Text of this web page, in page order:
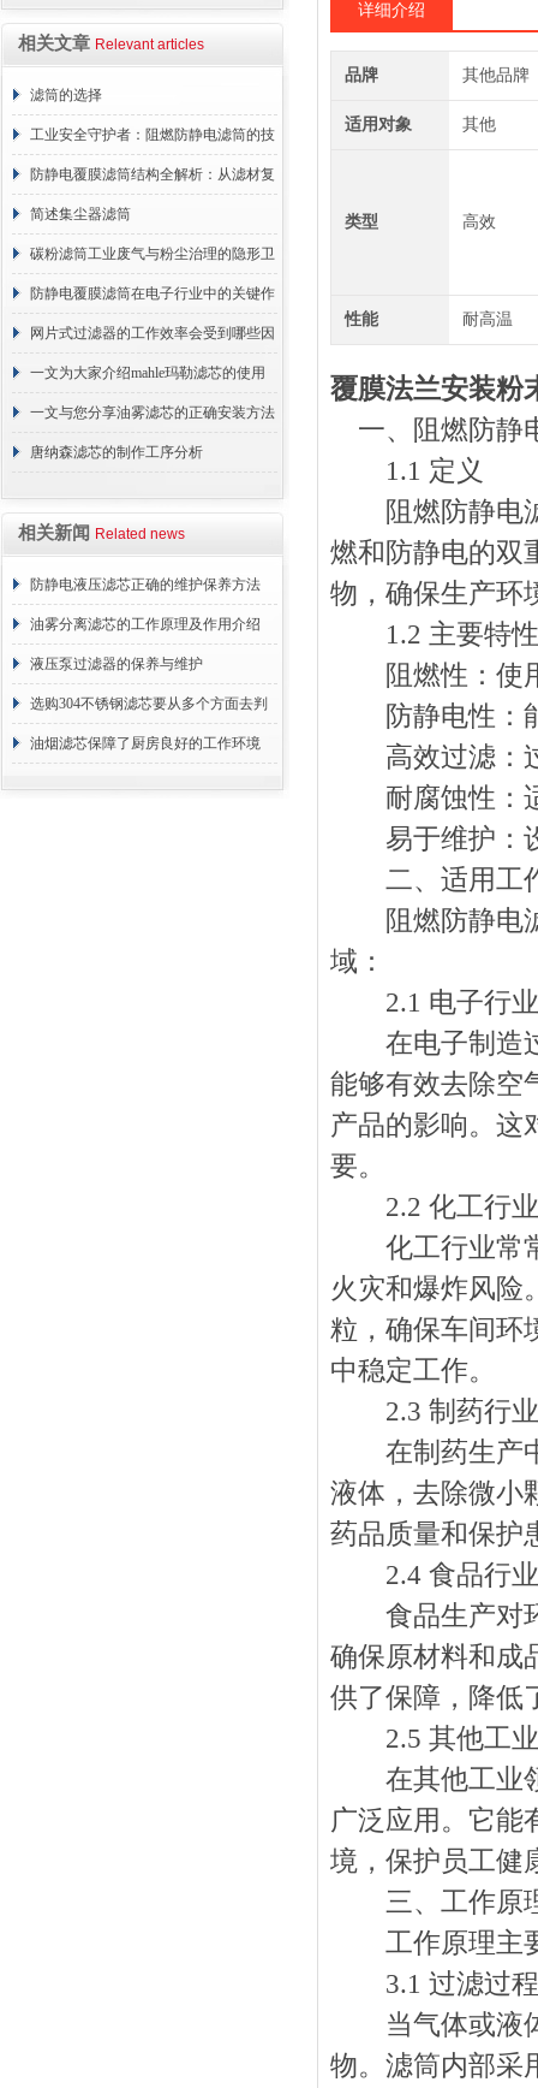
相关文章 Relevant articles
滤筒的选择
工业安全守护者：阻燃防静电滤筒的技
术原理与应用解析
防静电覆膜滤筒结构全解析：从滤材复
合到整体成型
简述集尘器滤筒
碳粉滤筒工业废气与粉尘治理的隐形卫
士
防静电覆膜滤筒在电子行业中的关键作
用
网片式过滤器的工作效率会受到哪些因
素的影响？
一文为大家介绍mahle玛勒滤芯的使用
原理
一文与您分享油雾滤芯的正确安装方法
唐纳森滤芯的制作工序分析
相关新闻 Related news
防静电液压滤芯正确的维护保养方法
油雾分离滤芯的工作原理及作用介绍
液压泵过滤器的保养与维护
选购304不锈钢滤芯要从多个方面去判
断
油烟滤芯保障了厨房良好的工作环境
详细介绍
品牌 其他品牌
适用对象 其他
类型 高效
性能 耐高温
覆膜法兰安装粉
一、阻燃防静
1.1 定义
阻燃防静电滤
燃和防静电的双
物，确保生产环
1.2 主要特性
阻燃性：使用
防静电性：能
高效过滤：过
耐腐蚀性：适
易于维护：设
二、适用工
阻燃防静电滤
域：
2.1 电子行业
在电子制造过
能够有效去除空
产品的影响。这
要。
2.2 化工行业
化工行业常常
火灾和爆炸风险
粒，确保车间环
中稳定工作。
2.3 制药行业
在制药生产中
液体，去除微小
药品质量和保护
2.4 食品行业
食品生产对环
确保原材料和成
供了保障，降低
2.5 其他工业
在其他工业领
广泛应用。它能
境，保护员工健
三、工作原
工作原理主要
3.1 过滤过程
当气体或液体
物。滤筒内部采